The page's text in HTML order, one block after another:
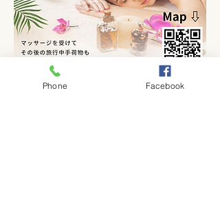
Phone Facebook